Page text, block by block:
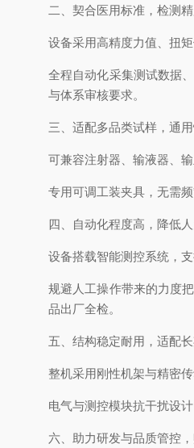
二、契合医用标准，检测
设备采用高精度力值、扭
全程自动化采集测试数据
与体系审核要求。
三、适配多品类试样，通
可兼容注射器、输液器、
专用可调工装夹具，无需
四、自动化程度高，降低
设备搭载智能测控系统，
规避人工操作带来的力度
品出厂全检。
五、结构稳定耐用，适配
整机采用刚性机架与精密
电气与测控模块抗干扰设
六、助力研发与品质管控